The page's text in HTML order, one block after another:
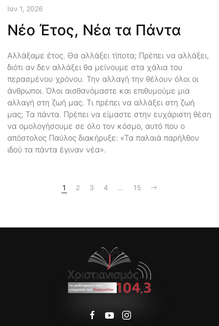
Ιαν 1, 2026
Νέο Έτος, Νέα τα Πάντα
Αλλάξαμε έτος. Θα αλλάξει τίποτα; Πρέπει να αλλάξει,
διότι αν δεν αλλάξει θα μείνουμε στα χάλια του
περασμένου χρόνου. Την αλλαγή την θέλουν όλοι οι
άνθρωποι. Όλοι αισθανόμαστε και επιθυμούμε μια
αλλαγή στη ζωή μας. Τι πρέπει να αλλάξει στη ζωή
μας; Τα πάντα. Πρέπει να είμαστε στην ευχάριστη θέση
να ομολογήσουμε σε όλο τον κόσμο, αυτό που ο
απόστολος Παύλος διακήρυξε: «Τα παλαιά παρήλθον
ιδού τα πάντα έγιναν νέα».
1 2 3 4 … 15